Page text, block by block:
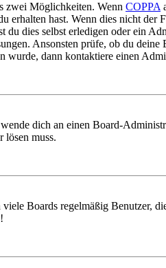
zwei Möglichkeiten. Wenn COPPA
erhalten hast. Wenn dies nicht der
dies selbst erledigen oder ein
Ansonsten prüfe, ob du deine
wurde, dann kontaktiere einen
dich an einen Board-
lösen muss.
Boards regelmäßig Benutzer,